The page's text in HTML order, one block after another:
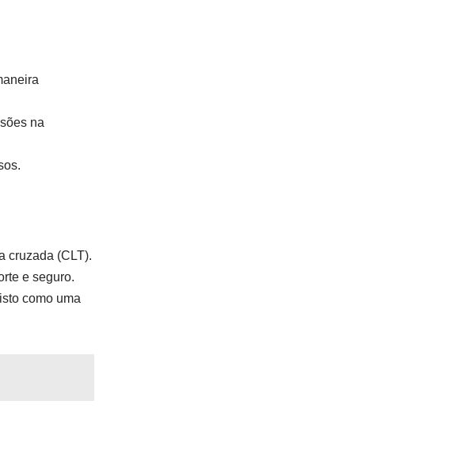
na
cruzada (CLT).
e seguro.
como uma